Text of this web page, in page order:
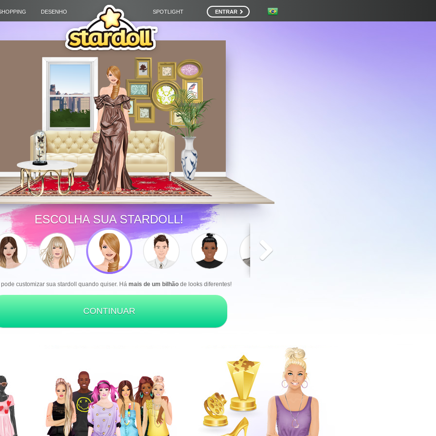
DESENHO SPOTLIGHT ENTRAR
ESCOLHA SUA STARDOLL!
pode customizar sua stardoll quando quiser. Há mais de um bilhão de looks diferentes!
CONTINUAR